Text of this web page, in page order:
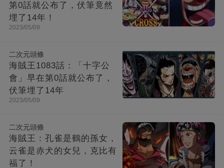
第0話就公布了，伏筆竟然
埋了14年！
2023/05/09
二次元頭條
海賊王1083話：「十字公
會」早在第0話就公布了，
伏筆埋了14年
2023/05/09
二次元頭條
海賊王：孔雀是鶴的孫女，
云雀是赤犬的女兒，克比有
福了！